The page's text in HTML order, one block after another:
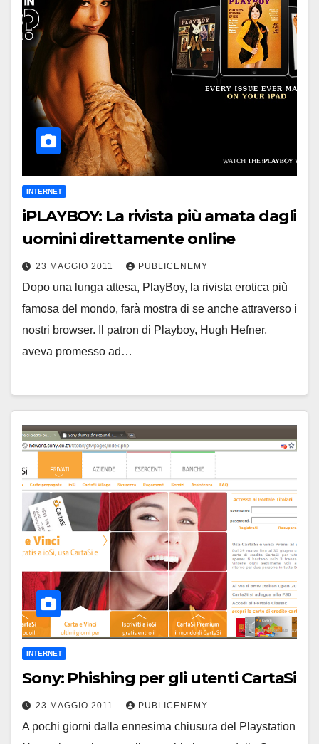
INTERNET
iPLAYBOY: La rivista più amata dagli
uomini direttamente online
23 MAGGIO 2011 PUBLICENEMY
Dopo una lunga attesa, PlayBoy, la rivista erotica più
famosa del mondo, farà mostra di se anche attraverso i
nostri browser. Il patron di Playboy, Hugh Hefner,
aveva promesso ad…
INTERNET
Sony: Phishing per gli utenti CartaSi
23 MAGGIO 2011 PUBLICENEMY
A pochi giorni dalla ennesima chiusura del Playstation